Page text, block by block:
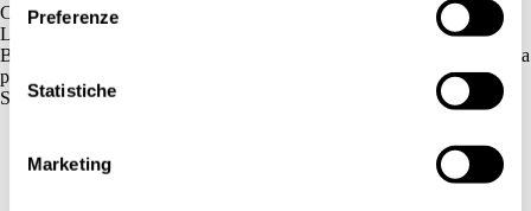
Preferenze
Statistiche
Marketing
Contatti
L'azienda
BIOGENA è un’azienda cosmetica la cui gamma di prodotti è dedicata
principalmente al benessere della pelle.
Skincare
Couperose e Rosacea
Deodorazione